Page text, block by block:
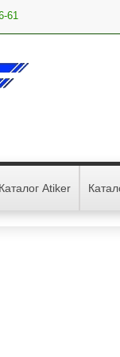
61
Каталог Atiker